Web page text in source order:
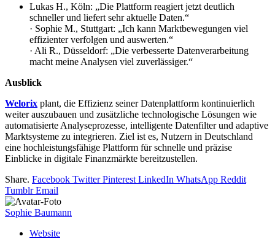
Lukas H., Köln: „Die Plattform reagiert jetzt deutlich
schneller und liefert sehr aktuelle Daten.“
· Sophie M., Stuttgart: „Ich kann Marktbewegungen viel
effizienter verfolgen und auswerten.“
· Ali R., Düsseldorf: „Die verbesserte Datenverarbeitung
macht meine Analysen viel zuverlässiger.“
Ausblick
Welorix plant, die Effizienz seiner Datenplattform kontinuierlich
weiter auszubauen und zusätzliche technologische Lösungen wie
automatisierte Analyseprozesse, intelligente Datenfilter und adaptive
Marktsysteme zu integrieren. Ziel ist es, Nutzern in Deutschland
eine hochleistungsfähige Plattform für schnelle und präzise
Einblicke in digitale Finanzmärkte bereitzustellen.
Share. Facebook Twitter Pinterest LinkedIn WhatsApp Reddit
Tumblr Email
Sophie Baumann
Website